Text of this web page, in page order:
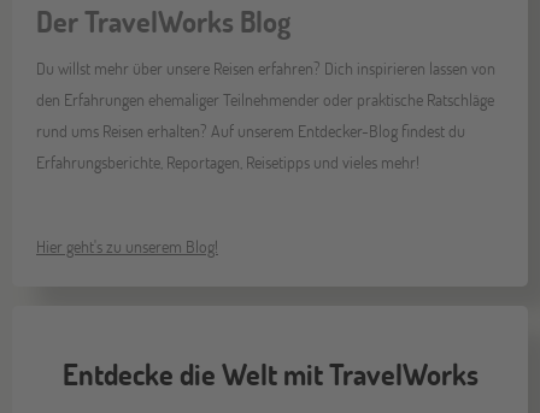
Der TravelWorks Blog
Du willst mehr über unsere Reisen erfahren? Dich inspirieren lassen von
den Erfahrungen ehemaliger Teilnehmender oder praktische Ratschläge
rund ums Reisen erhalten? Auf unserem Entdecker-Blog findest du
Erfahrungsberichte, Reportagen, Reisetipps und vieles mehr!
Hier geht's zu unserem Blog!
Entdecke die Welt mit TravelWorks